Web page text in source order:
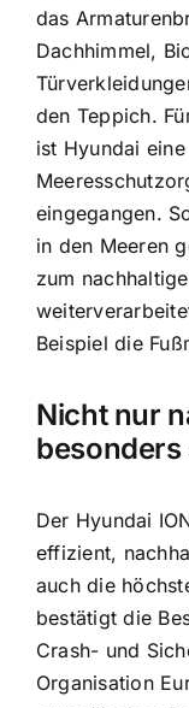
das
Dachhimmel,
den Teppich.
ist Hyundai
eingegangen.
in den Meeren
zum
Beispiel die
Nicht nur
Der Hyundai
effizient,
auch die
bestätigt die
Crash- und
Organisation